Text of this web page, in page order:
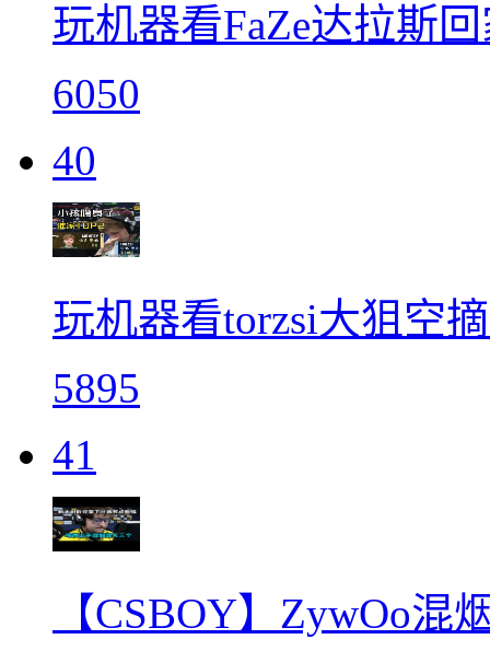
玩机器看FaZe达拉斯
6050
40
玩机器看torzsi大狙空
5895
41
【CSBOY】ZywOo混